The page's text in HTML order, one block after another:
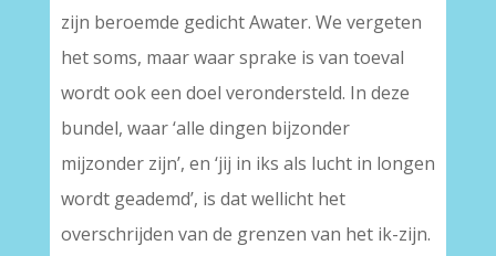
zijn beroemde gedicht Awater. We vergeten
het soms, maar waar sprake is van toeval
wordt ook een doel verondersteld. In deze
bundel, waar ‘alle dingen bijzonder
mijzonder zijn’, en ‘jij in iks als lucht in longen
wordt geademd’, is dat wellicht het
overschrijden van de grenzen van het ik-zijn.